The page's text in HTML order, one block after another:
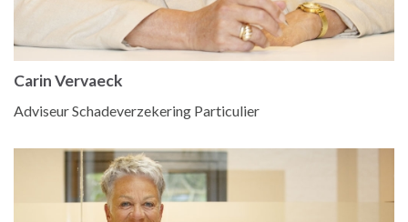
Carin Vervaeck
Adviseur Schadeverzekering Particulier